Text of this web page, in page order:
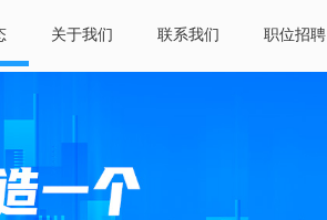
关于我们 联系我们 职位招聘